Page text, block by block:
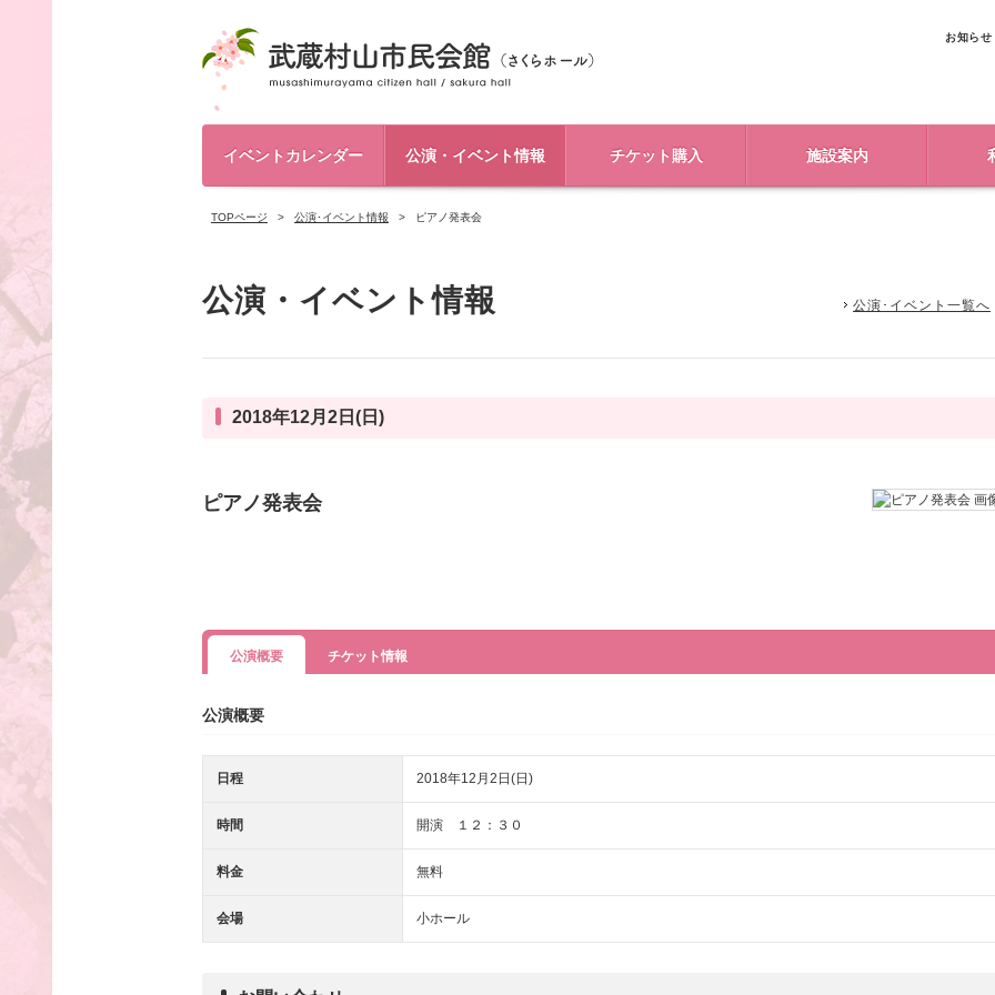
お知らせ
イベントカレンダー 公演・イベント情報 チケット購入 施設案内
TOPページ 公演･イベント情報 ピアノ発表会
公演・イベント情報 公演･イベント一覧へ
2018年12月2日(日)
ピアノ発表会
公演概要 チケット情報
公演概要
日程 2018年12月2日(日)
時間 開演 １２：３０
料金 無料
会場 小ホール